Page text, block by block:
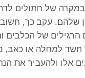
של חתולים
שלהם. עקב כך,
הרגילים של הכלבים
למחלה או כאב,
אלו ולהעביר את